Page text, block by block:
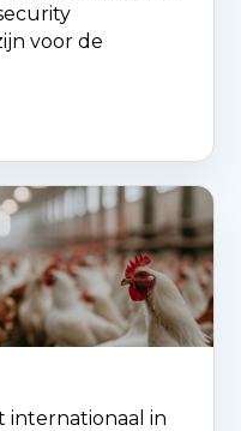
voor de
internationaal in